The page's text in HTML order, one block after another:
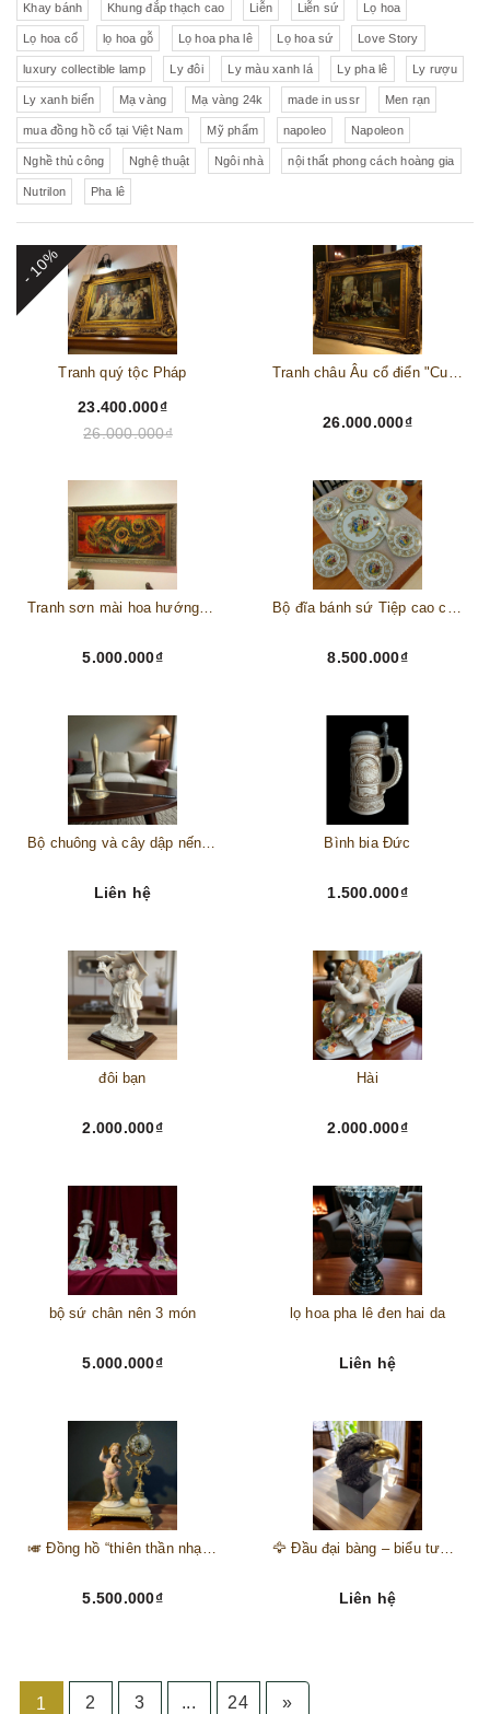
Khay bánh Khung đắp thạch cao Liễn Liễn sứ Lọ hoa
Lọ hoa cổ lọ hoa gỗ Lọ hoa pha lê Lọ hoa sứ Love Story
luxury collectible lamp Ly đôi Ly màu xanh lá Ly pha lê Ly rượu
Ly xanh biển Mạ vàng Mạ vàng 24k made in ussr Men rạn
mua đồng hồ cổ tại Việt Nam Mỹ phẩm napoleo Napoleon
Nghề thủ công Nghệ thuật Ngôi nhà nội thất phong cách hoàng gia
Nutrilon Pha lê
- 10%
Tranh quý tộc Pháp
23.400.000₫
26.000.000₫
Tranh châu Âu cổ điển "Cuộc sống lao động"
26.000.000₫
Tranh sơn mài hoa hướng dương châu Âu
5.000.000₫
Bộ đĩa bánh sứ Tiệp cao cấp – Biểu tượng tinh tế cho bàn tiệc thượng lưu
8.500.000₫
Bộ chuông và cây dập nến đồng
Liên hệ
Bình bia Đức
1.500.000₫
đôi bạn
2.000.000₫
Hài
2.000.000₫
bộ sứ chân nên 3 món
5.000.000₫
lọ hoa pha lê đen hai da
Liên hệ
🎺 Đồng hồ “thiên thần nhạc hội” – tuyệt mỹ phẩm trang trí phong cách hoàng gia 🎼
5.500.000₫
🦅 Đầu đại bàng – biểu tượng của kẻ chinh phục trên đỉnh núi thành công 🦅
Liên hệ
1 2 3 ... 24 »